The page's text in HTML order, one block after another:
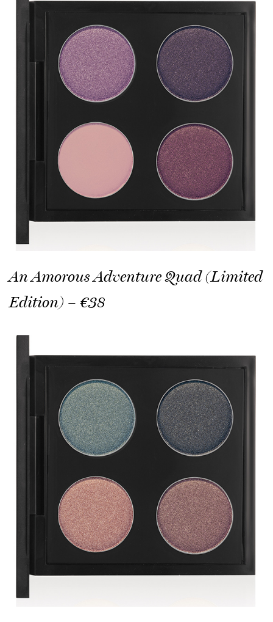
An Amorous Adventure Quad (Limited
Edition) – €38